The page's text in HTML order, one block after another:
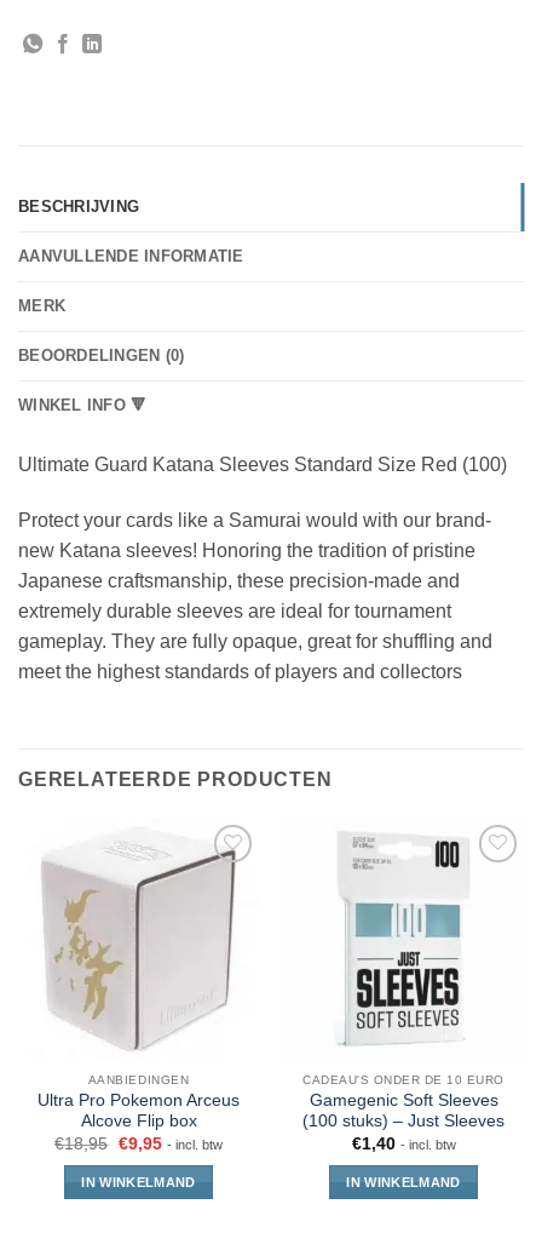
BESCHRIJVING
AANVULLENDE INFORMATIE
MERK
BEOORDELINGEN (0)
WINKEL INFO 🔻
Ultimate Guard Katana Sleeves Standard Size Red (100)
Protect your cards like a Samurai would with our brand-
new Katana sleeves! Honoring the tradition of pristine
Japanese craftsmanship, these precision-made and
extremely durable sleeves are ideal for tournament
gameplay. They are fully opaque, great for shuffling and
meet the highest standards of players and collectors
GERELATEERDE PRODUCTEN
AANBIEDINGEN
Ultra Pro Pokemon Arceus
Alcove Flip box
€18,95 €9,95 - incl. btw
IN WINKELMAND
CADEAU'S ONDER DE 10 EURO
Gamegenic Soft Sleeves
(100 stuks) – Just Sleeves
€1,40 - incl. btw
IN WINKELMAND